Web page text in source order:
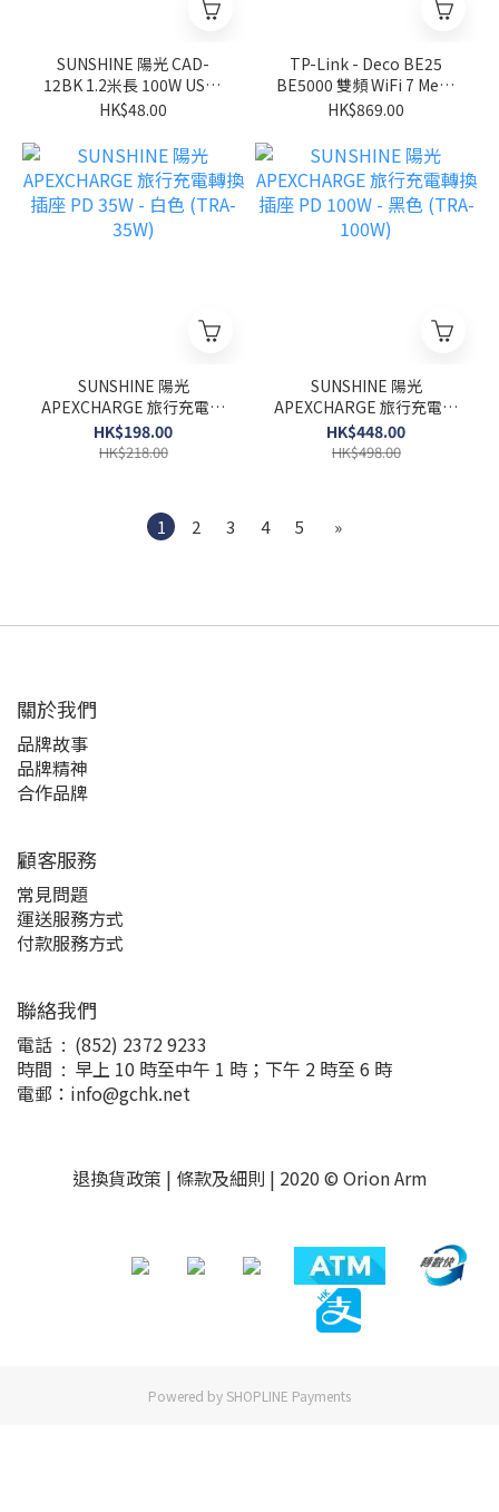
SUNSHINE 陽光 CAD-
12BK 1.2米長 100W USB-
C 快速充電線 黑色
HK$48.00
TP-Link - Deco BE25
BE5000 雙頻 WiFi 7 Mesh
路由器
HK$869.00
SUNSHINE 陽光
APEXCHARGE 旅行充電轉
換插座 PD 35W - 白色
(TRA-35W)
HK$198.00
HK$218.00
SUNSHINE 陽光
APEXCHARGE 旅行充電轉
換插座 PD 100W - 黑色
(TRA-100W)
HK$448.00
HK$498.00
1 2 3 4 5 »
關於我們
品牌故事
品牌精神
合作品牌
顧客服務
常見問題
運送服務方式
付款服務方式
聯絡我們
電話 : (852) 2372 9233
時間 : 早上 10 時至中午 1 時；下午 2 時至 6 時
電郵：info@gchk.net
退換貨政策 | 條款及細則 | 2020 © Orion Arm
Powered by SHOPLINE Payments